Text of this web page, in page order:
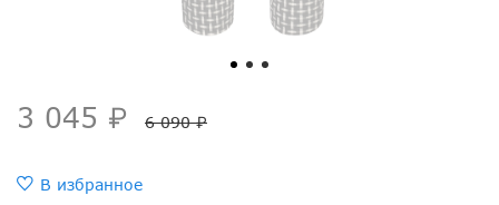
3 045 ₽ 6 090 ₽
В избранное